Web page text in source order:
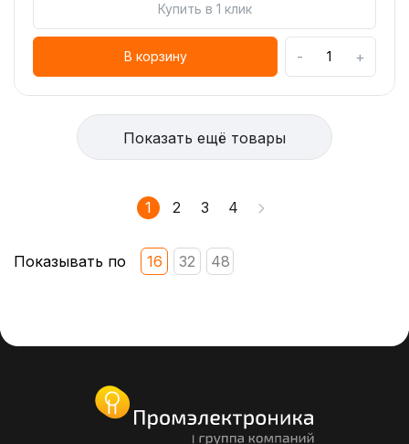
Купить в 1 клик
В корзину - +
Показать ещё товары
1 2 3 4
Показывать по 16 32 48